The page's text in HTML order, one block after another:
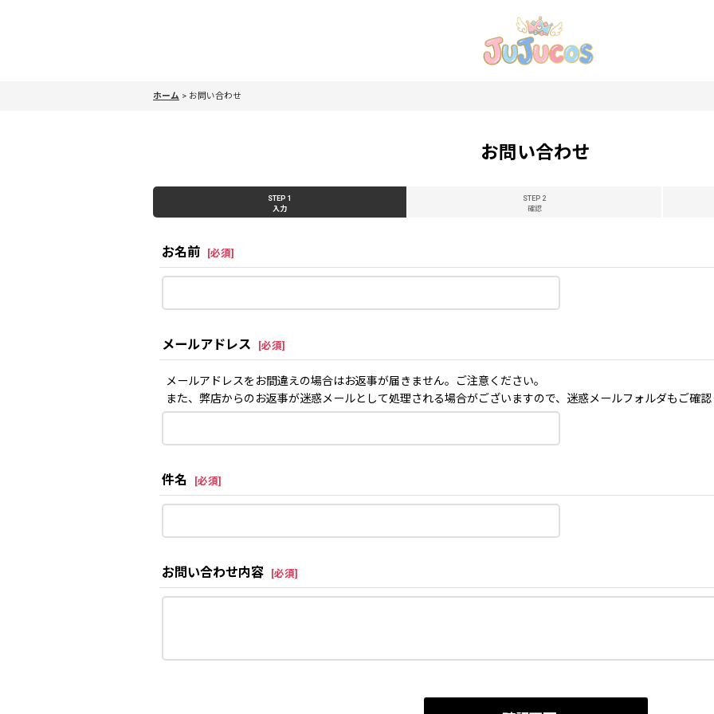
ホーム > お問い合わせ
お問い合わせ
STEP 1
入力
STEP 2
確認
お名前 [必須]
メールアドレス [必須]
メールアドレスをお間違えの場合はお返事が届きません。ご注意ください。
また、弊店からのお返事が迷惑メールとして処理される場合がございますので、迷惑メールフォルダもご確認
件名 [必須]
お問い合わせ内容 [必須]